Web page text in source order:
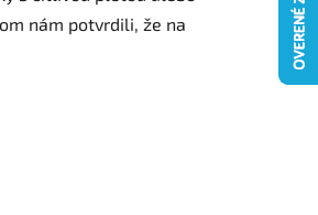
nám potvrdili, že na